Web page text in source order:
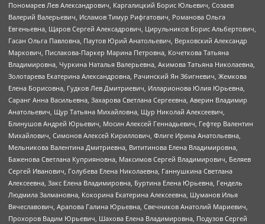
Пономарев Лев Александрович, Каргалицкий Борис Юльевич, Созаев
Валерий Валерьевич, Исламов Тимур Рифгатович, Романова Ольга
Евгеньевна, Щаров Сергей Алексадрович, Цирульников Борис Альбертович,
Гасан Ольга Павловна, Паутов Юрий Анатольевич, Верховский Александр
Маркович, Пислакова-Паркер Марина Петровна, Кочеткова Татьяна
Владимировна, Чуркина Наталья Валерьевна, Акимова Татьяна Николаевна,
Золотарева Екатерина Александровна, Рачинский Ян Збигневич, Жемкова
Елена Борисовна, Гудков Лев Дмитриевич, Илларионова Юлия Юрьевна,
Саранг Анна Васильевна, Захарова Светлана Сергеевна, Аверин Владимир
Анатольевич, Щур Татьяна Михайловна, Щур Николай Алексеевич,
Блинушов Андрей Юрьевич, Мосин Алексей Геннадьевич, Гефтер Валентин
Михайлович, Симонов Алексей Кириллович, Флиге Ирина Анатольевна,
Мельникова Валентина Дмитриевна, Вититинова Елена Владимировна,
Баженова Светлана Куприяновна, Максимов Сергей Владимирович, Беляев
Сергей Иванович, Голубева Елена Николаевна, Ганнушкина Светлана
Алексеевна, Закс Елена Владимировна, Буртина Елена Юрьевна, Гендель
Людмила Залмановна, Кокорина Екатерина Алексеевна, Шуманов Илья
Вячеславович, Арапова Галина Юрьевна, Свечников Анатолий Мариевич,
Прохоров Вадим Юрьевич, Шахова Елена Владимировна, Подузов Сергей